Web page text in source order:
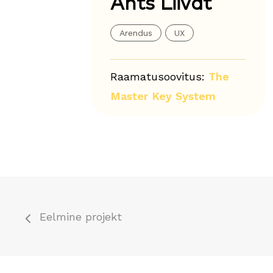
Ants Liivat
Arendus UX
Raamatusoovitus: The
Master Key System
Eelmine projekt